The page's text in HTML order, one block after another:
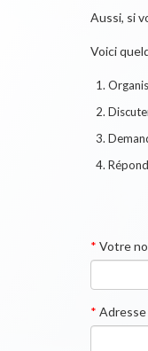
Aussi, si
Voici
* Votre
* Adresse